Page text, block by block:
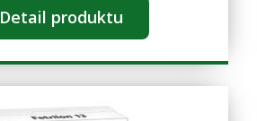
Detail produktu